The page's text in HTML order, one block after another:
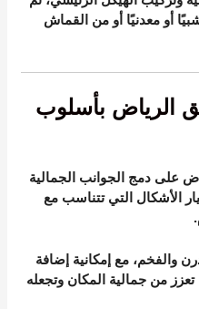
أو معدنيًا أو من القماش
الرياض بأسلوب
على دمج الجوانب الجمالية
الأشكال التي تتناسب مع
والفخم، مع إمكانية إضافة
من جمالية المكان وتجعله